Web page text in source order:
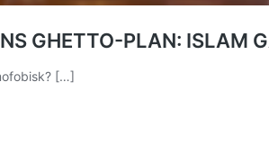
GHETTO-PLAN: ISLAM
[…]